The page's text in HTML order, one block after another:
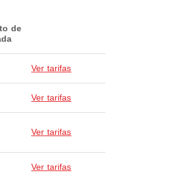
de
Ver tarifas
Ver tarifas
Ver tarifas
Ver tarifas